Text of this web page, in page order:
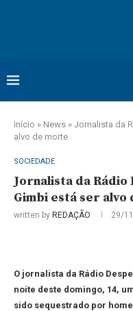
Início » News » Jornalista da
alvo de morte
SOCIEDADE
Jornalista da
Gimbi está ser alvo
written by REDAÇÃO 29/
O jornalista da Rádio
noite deste domingo, 14,
sido sequestrado por